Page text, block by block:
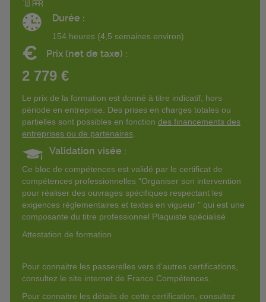
Durée :
154 heures (4,5 semaines environ)
€ Prix (net de taxe) :
2 779 €
Le prix de la formation est donné à titre indicatif, hors
période en entreprise. Des prises en charges totales ou
partielles sont possibles en fonction des financements des
entreprises ou de partenaires
Validation visée :
Ce bloc de compétences est validé par le certificat de
compétences professionnelles "Organiser son intervention
pour réaliser des ouvrages spécifiques respectant les
exigences réglementaires et textes en vigueur " qui est une
composante du titre professionnel Plaquiste spécialisé
Attestation de formation
Pour connaitre les passerelles vers d'autres certifications,
consultez le site internet de France Compétences.
Pour connaitre les détails de cette certification, consultez